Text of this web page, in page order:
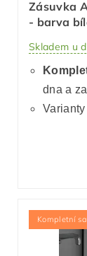
Zásuvka
- barva
Skladem u
dna a
Kompletní